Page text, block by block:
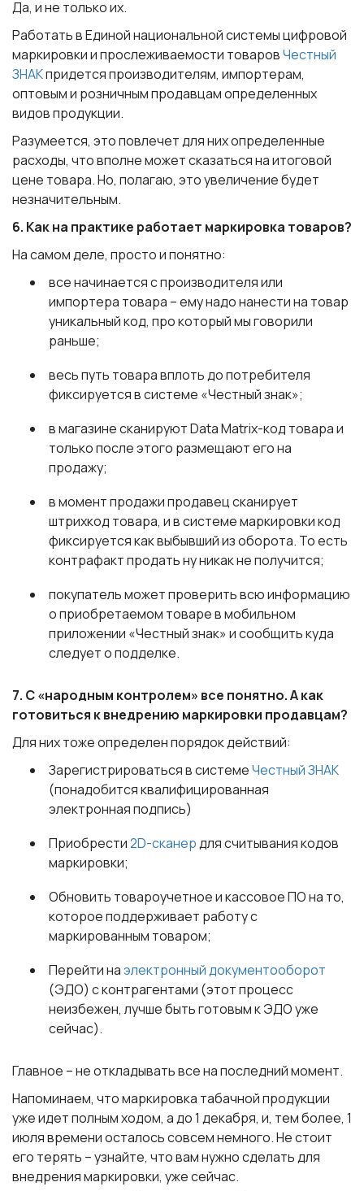
Да, и не только их.
Работать в Единой национальной системы цифровой
маркировки и прослеживаемости товаровЧестный
ЗНАКпридется производителям, импортерам,
оптовым и розничным продавцам определенных
видов продукции.
Разумеется, это повлечет для них определенные
расходы, что вполне может сказаться на итоговой
цене товара. Но, полагаю, это увеличение будет
незначительным.
6. Как на практике работает маркировка товаров?
На самом деле, просто и понятно:
все начинается с производителя или
импортера товара – ему надо нанести на товар
уникальный код, про который мы говорили
раньше;
весь путь товара вплоть до потребителя
фиксируется в системе «Честный знак»;
в магазине сканируют Data Matrix-код товара и
только после этого размещают его на
продажу;
в момент продажи продавец сканирует
штрихкод товара, и в системе маркировки код
фиксируется как выбывший из оборота. То есть
контрафакт продать ну никак не получится;
покупатель может проверить всю информацию
о приобретаемом товаре в мобильном
приложении «Честный знак» и сообщить куда
следует о подделке.
7. С «народным контролем» все понятно. А как
готовиться к внедрению маркировки продавцам?
Для них тоже определен порядок действий:
Зарегистрироваться в системеЧестный ЗНАК
(понадобится квалифицированная
электронная подпись)
Приобрести2D-сканердля считывания кодов
маркировки;
Обновить товароучетное и кассовое ПО на то,
которое поддерживает работу с
маркированным товаром;
Перейти наэлектронный документооборот
(ЭДО) с контрагентами (этот процесс
неизбежен, лучше быть готовым к ЭДО уже
сейчас).
Главное – не откладывать все на последний момент.
Напоминаем, что маркировка табачной продукции
уже идет полным ходом, а до 1 декабря, и, тем более, 1
июля времени осталось совсем немного. Не стоит
его терять – узнайте, что вам нужно сделать для
внедрения маркировки, уже сейчас.